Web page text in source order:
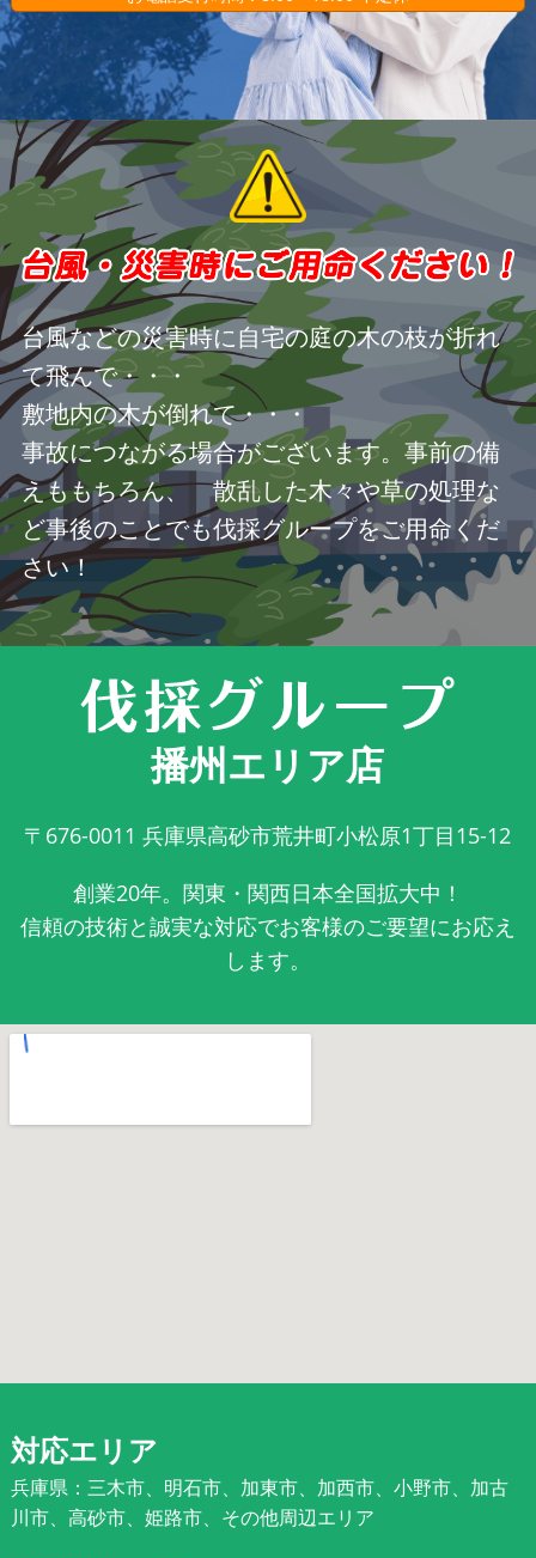
台風などの災害時に自宅の庭の木の枝が折れ
て飛んで・・・
敷地内の木が倒れて・・・
事故につながる場合がございます。事前の備
えももちろん、 散乱した木々や草の処理な
ど事後のことでも伐採グループをご用命くだ
さい！
播州エリア店
〒676-0011 兵庫県高砂市荒井町小松原1丁目15-12
創業20年。関東・関西日本全国拡大中！
信頼の技術と誠実な対応でお客様のご要望にお応え
します。
対応エリア
兵庫県：三木市、明石市、加東市、加西市、小野市、加古
川市、高砂市、姫路市、その他周辺エリア